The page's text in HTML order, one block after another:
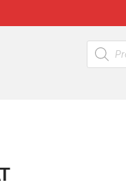
Products
search